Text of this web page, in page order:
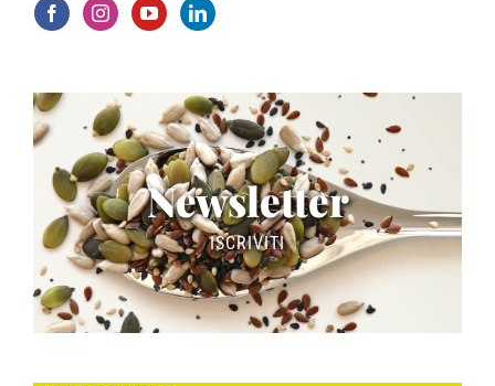
Newsletter
ISCRIVITI